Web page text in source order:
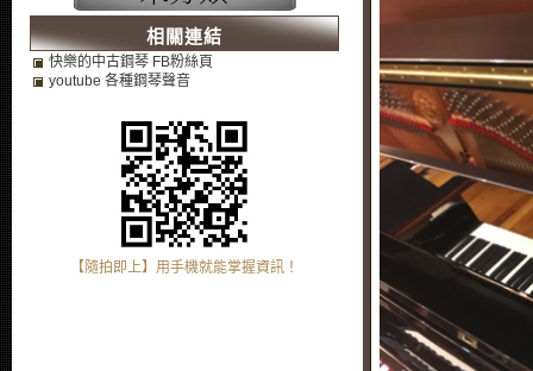
相關連結
快樂的中古鋼琴 FB粉絲頁
youtube 各種鋼琴聲音
【隨拍即上】用手機就能掌握資訊！